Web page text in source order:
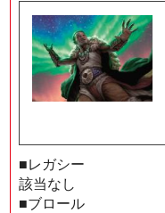
■レガシー
該当なし
■ブロール